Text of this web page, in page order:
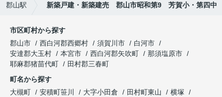
郡山駅 新築戸建・新築建売 郡山市昭和第9 芳賀小・第四中
市区町村から探す
郡山市
西白河郡西郷村 須賀川市
白河市
安達郡大玉村
本宮市 西白河郡矢吹町
那須塩原市
耶麻郡猪苗代町
田村郡三春町
町名から探す
大槻町
安積町笹川 大字小田倉 田村町東山
横塚